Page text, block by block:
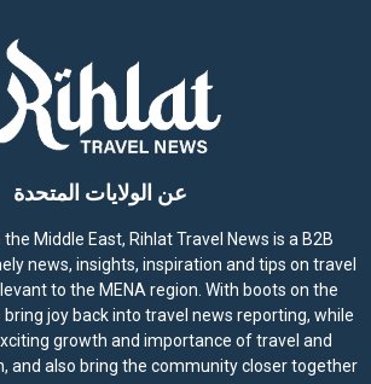
عن الولايات المتحدة
Middle East, Rihlat Travel News is a B2B
news, insights, inspiration and tips on travel
to the MENA region. With boots on the
joy back into travel news reporting, while
growth and importance of travel and
and also bring the community closer together.